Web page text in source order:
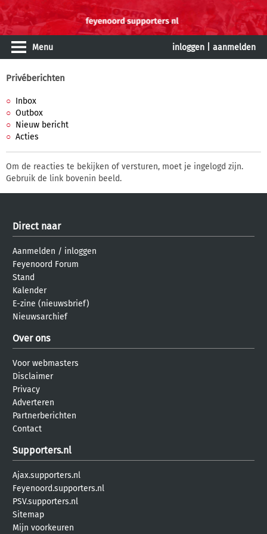
Menu inloggen aanmelden
Privéberichten
Inbox
Outbox
Nieuw bericht
Acties
Om de reacties te bekijken of versturen, moet je ingelogd zijn.
Gebruik de link bovenin beeld.
Direct naar
Aanmelden / inloggen
Feyenoord Forum
Stand
Kalender
E-zine (nieuwsbrief)
Nieuwsarchief
Over ons
Voor webmasters
Disclaimer
Privacy
Adverteren
Partnerberichten
Contact
Supporters.nl
Ajax.supporters.nl
Feyenoord.supporters.nl
PSV.supporters.nl
Sitemap
Mijn voorkeuren